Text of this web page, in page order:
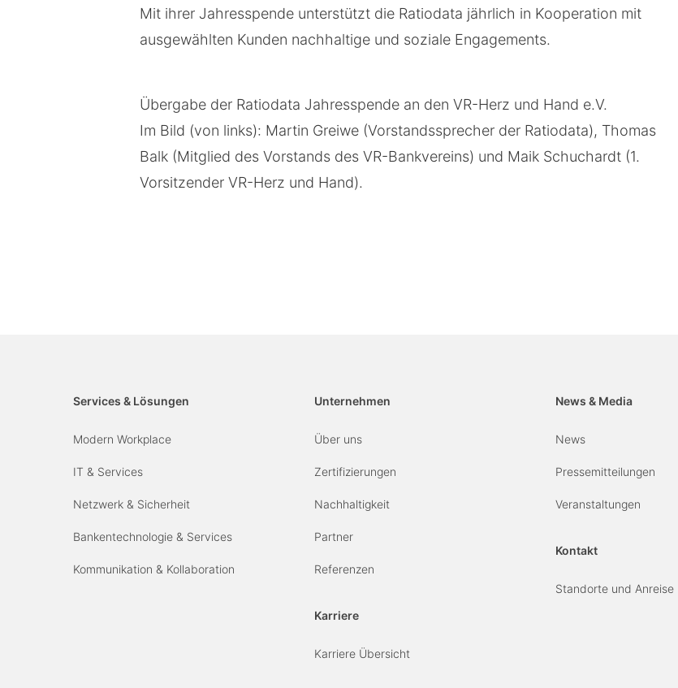
Mit ihrer Jahresspende unterstützt die Ratiodata jährlich in Kooperation mit
ausgewählten Kunden nachhaltige und soziale Engagements.
Übergabe der Ratiodata Jahresspende an den VR-Herz und Hand e.V.
Im Bild (von links): Martin Greiwe (Vorstandssprecher der Ratiodata), Thomas
Balk (Mitglied des Vorstands des VR-Bankvereins) und Maik Schuchardt (1.
Vorsitzender VR-Herz und Hand).
Services & Lösungen
Modern Workplace
IT & Services
Netzwerk & Sicherheit
Bankentechnologie & Services
Kommunikation & Kollaboration
Unternehmen
Über uns
Zertifizierungen
Nachhaltigkeit
Partner
Referenzen
Karriere
Karriere Übersicht
News & Media
News
Pressemitteilungen
Veranstaltungen
Kontakt
Standorte und Anreise